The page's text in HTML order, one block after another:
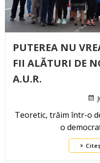
PUTEREA NU
FII ALĂTURI DE
A.U.R.
Teoretic, trăim într-o
o